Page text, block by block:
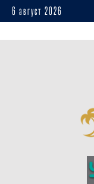
6 август 2026